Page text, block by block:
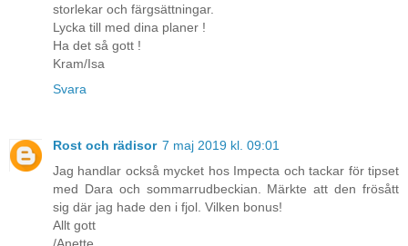
storlekar och färgsättningar.
Lycka till med dina planer !
Ha det så gott !
Kram/Isa
Svara
Rost och rädisor 7 maj 2019 kl. 09:01
Jag handlar också mycket hos Impecta och tackar för tipset
med Dara och sommarrudbeckian. Märkte att den frösått
sig där jag hade den i fjol. Vilken bonus!
Allt gott
/Anette